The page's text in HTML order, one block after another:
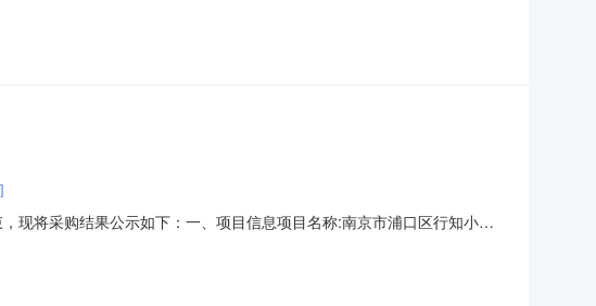
:/采购单位联系人和联系方式:采购单位统一社会信用代码或
现将采购结果公示如下：一、项目信息项目名称:南京市浦口区行知小学
:/采购单位联系人和联系方式:采购单位统一社会信用代码或